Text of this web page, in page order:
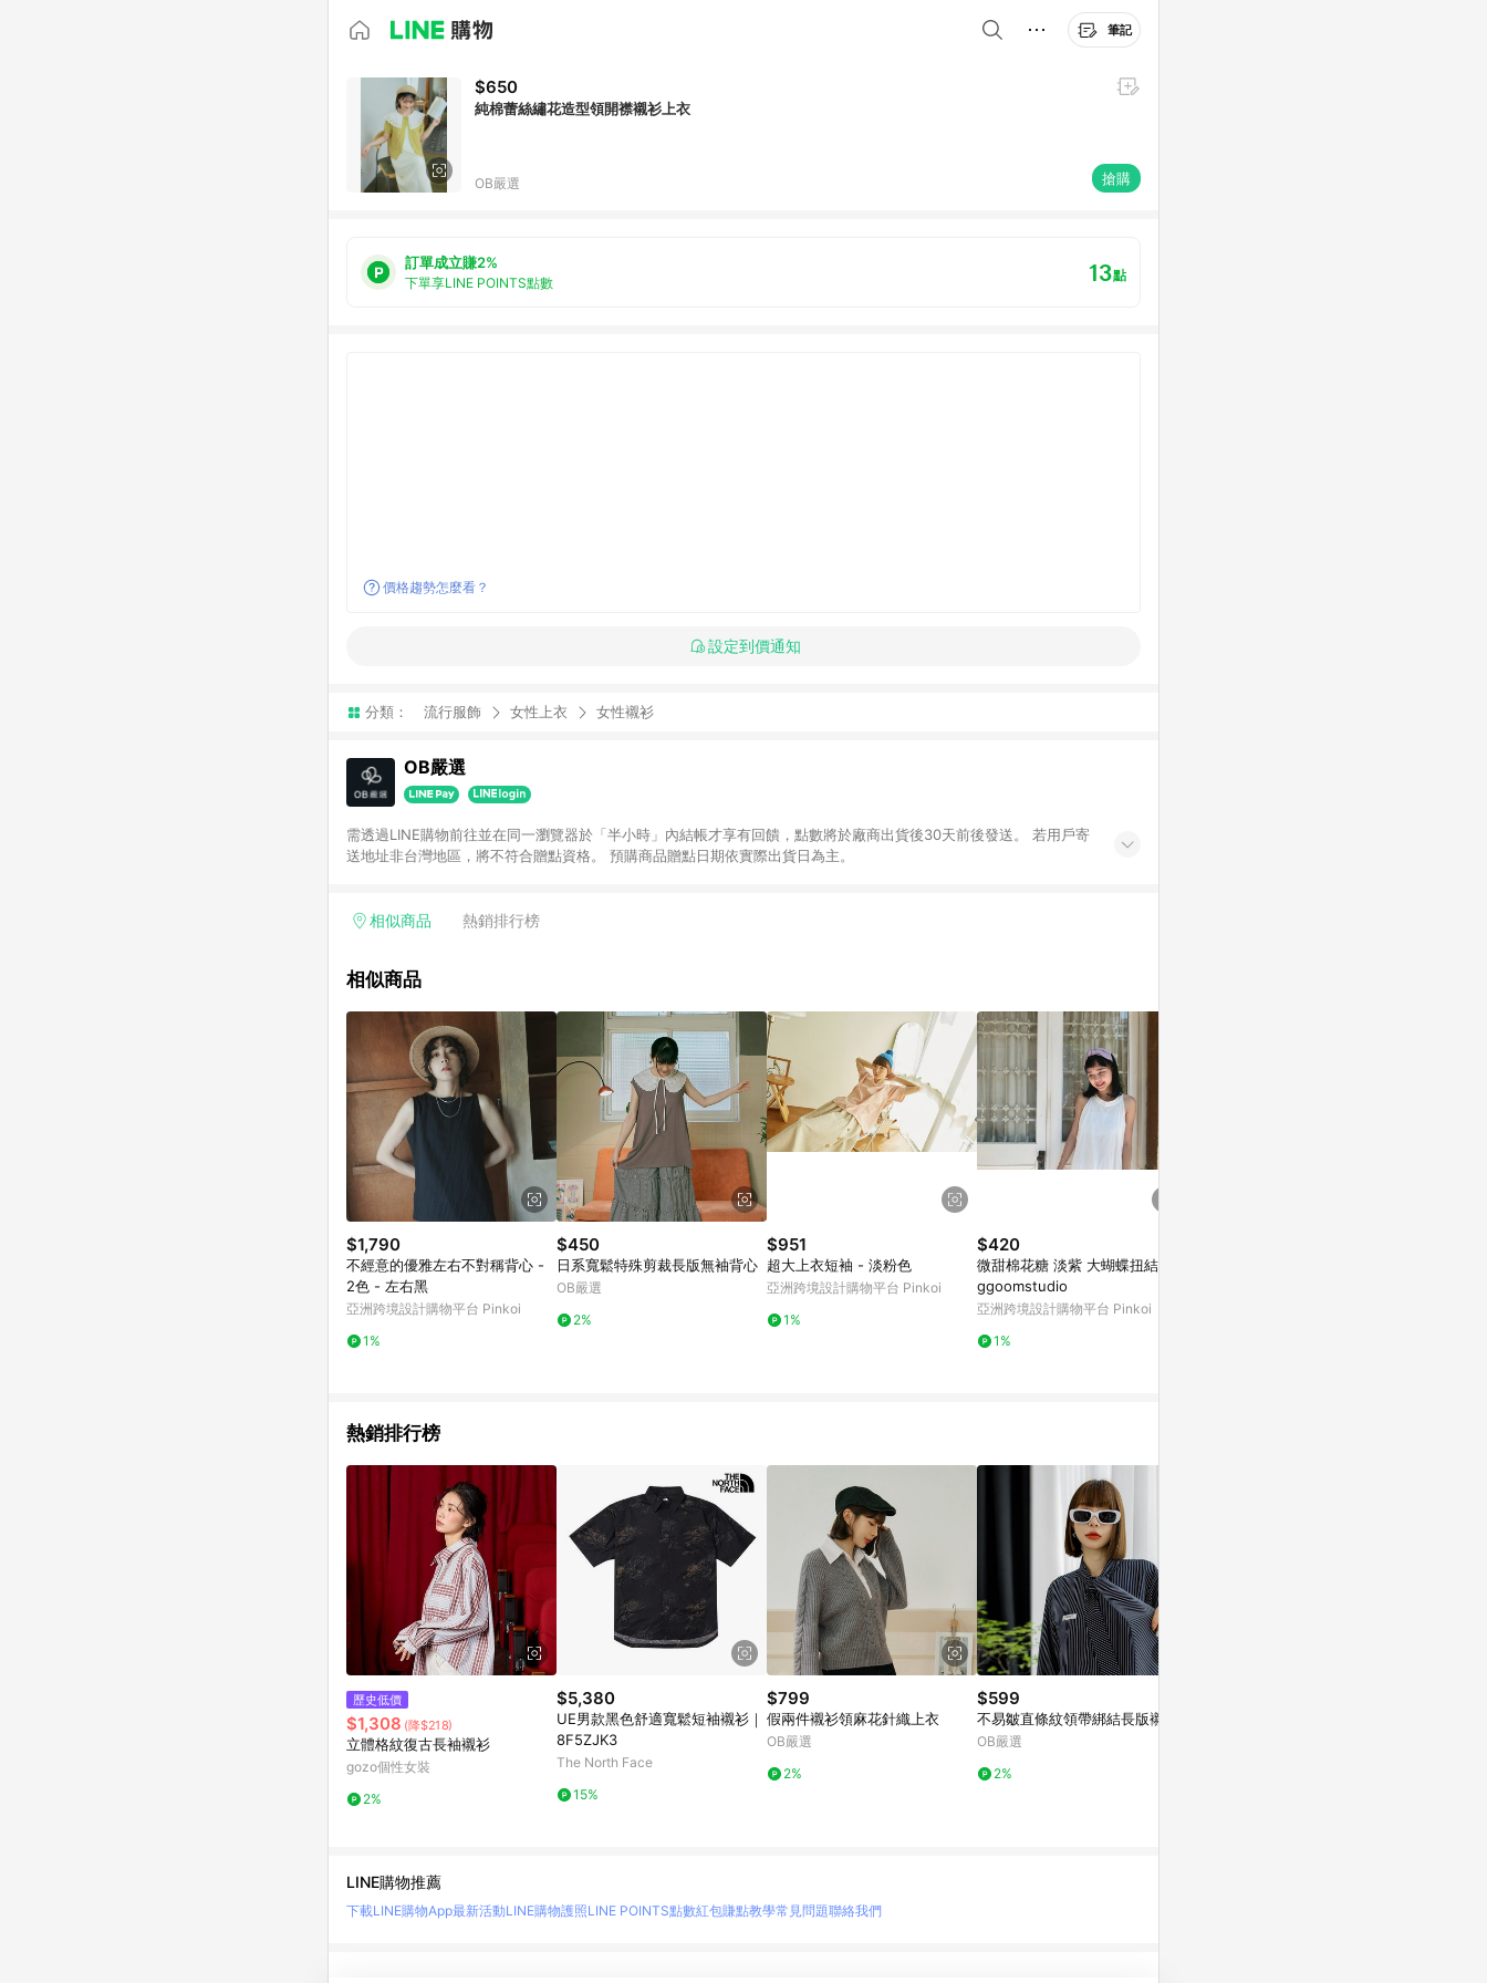
筆記
$650
純棉蕾絲繡花造型領開襟襯衫上衣
OB嚴選 搶購
訂單成立賺2%
下單享LINE POINTS點數 13點
價格趨勢怎麼看？
設定到價通知
分類： 流行服飾 女性上衣 女性襯衫
OB嚴選
需透過LINE購物前往並在同一瀏覽器於「半小時」內結帳才享有回饋，點數將於廠商出貨後30天前後發送。 若用戶寄
送地址非台灣地區，將不符合贈點資格。 預購商品贈點日期依實際出貨日為主。
相似商品 熱銷排行榜
相似商品
$1,790
不經意的優雅左右不對稱背心 -
2色 - 左右黑
亞洲跨境設計購物平台 Pinkoi
1%
$450
日系寬鬆特殊剪裁長版無袖背心
OB嚴選
2%
$951
超大上衣短袖 - 淡粉色
亞洲跨境設計購物平台 Pinkoi
1%
$420
微甜棉花糖 淡紫 大蝴蝶扭結髮帶
ggoomstudio
亞洲跨境設計購物平台 Pinkoi
1%
熱銷排行榜
歷史低價
$1,308 (降$218)
立體格紋復古長袖襯衫
gozo個性女裝
2%
$5,380
UE男款黑色舒適寬鬆短袖襯衫｜
8F5ZJK3
The North Face
15%
$799
假兩件襯衫領麻花針織上衣
OB嚴選
2%
$599
不易皺直條紋領帶綁結長版襯衫
OB嚴選
2%
LINE購物推薦
下載LINE購物App最新活動LINE購物護照LINE POINTS點數紅包賺點教學常見問題聯絡我們